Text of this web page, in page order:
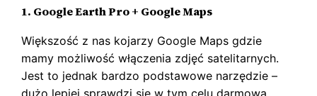
1. Google Earth Pro + Google Maps
Większość z nas kojarzy Google Maps gdzie
mamy możliwość włączenia zdjęć satelitarnych.
Jest to jednak bardzo podstawowe narzędzie –
dużo lepiej sprawdzi się w tym celu darmowa